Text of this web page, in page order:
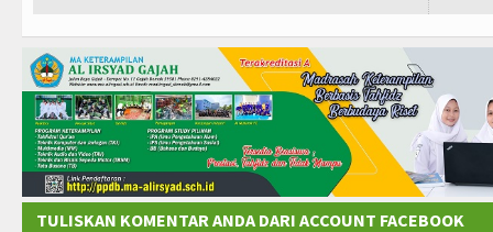
TULISKAN KOMENTAR ANDA DARI ACCOUNT FACEBOOK